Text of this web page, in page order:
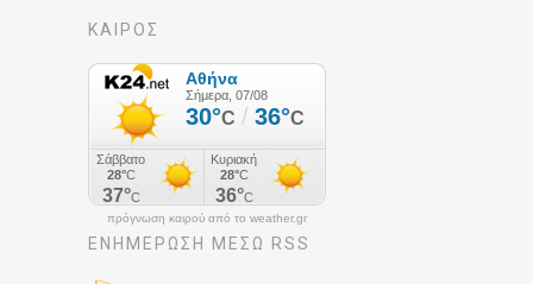
ΚΑΙΡΟΣ
πρόγνωση καιρού από το weather.gr
ΕΝΗΜΈΡΩΣΉ ΜΕΣΩ RSS